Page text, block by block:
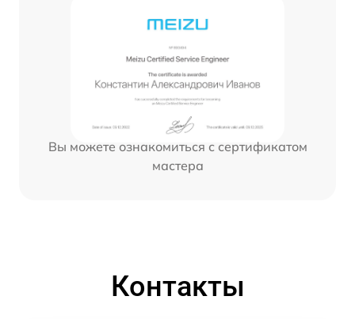
Вы можете ознакомиться с сертификатом
мастера
Контакты